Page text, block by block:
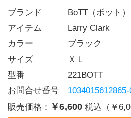
ブランド   BoTT（ボット）
アイテム   Larry Clark
カラー    ブラック
サイズ    ＸＬ
型番     221BOTT
お問合せ番号
販売価格： ￥6,600 税込（￥